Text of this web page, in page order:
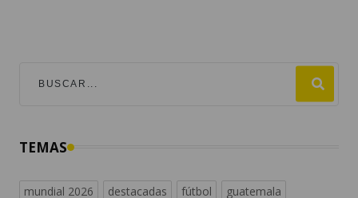
TEMAS
mundial 2026 destacadas fútbol
guatemala